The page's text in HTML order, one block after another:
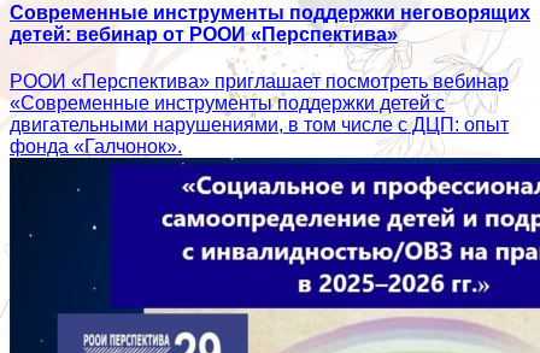
Современные инструменты поддержки неговорящих
детей: вебинар от РООИ «Перспектива»
РООИ «Перспектива» приглашает посмотреть вебинар
«Современные инструменты поддержки детей с
двигательными нарушениями, в том числе с ДЦП: опыт
фонда «Галчонок».